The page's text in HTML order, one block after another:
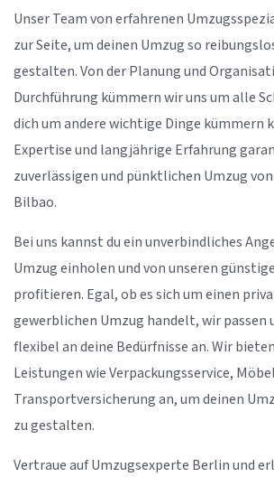
Unser Team von erfahrenen
zur Seite, um deinen Umzug so
gestalten. Von der Planung und
Durchführung kümmern wir uns um alle
dich um andere wichtige Dinge kümmern
Expertise und langjährige Erfahrung
zuverlässigen und pünktlichen Umzug
Bilbao.
Bei uns kannst du ein unverbindliches
Umzug einholen und von unseren
profitieren. Egal, ob es sich um einen
gewerblichen Umzug handelt, wir passen
flexibel an deine Bedürfnisse an. Wir
Leistungen wie Verpackungsservice,
Transportversicherung an, um deinen
zu gestalten.
Vertraue auf Umzugsexperte Berlin und